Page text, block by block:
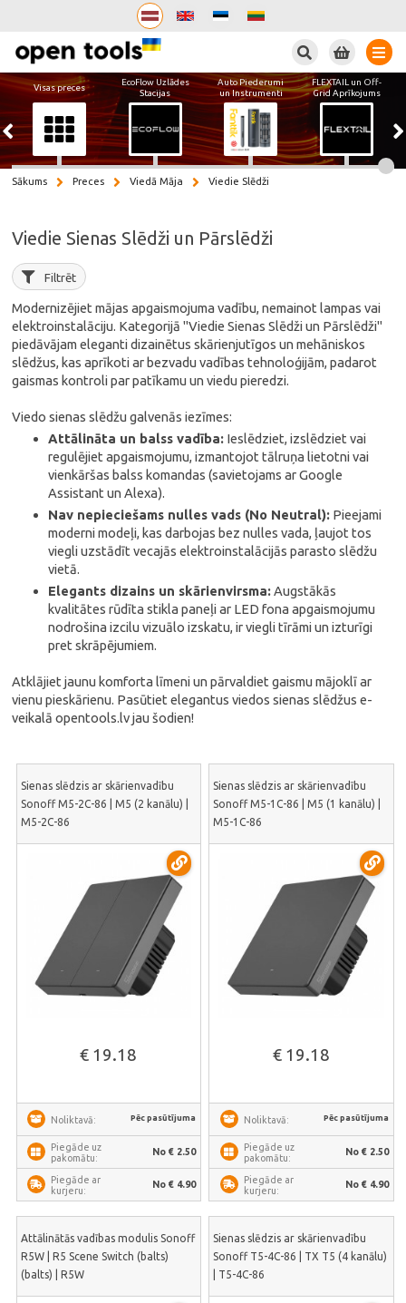
Visas preces
EcoFlow Uzlādes
Stacijas
Auto Piederumi
un Instrumenti
FLEXTAIL un Off-
Grid Aprīkojums
Sākums Preces Viedā Māja Viedie Slēdži
Viedie Sienas Slēdži un Pārslēdži
Filtrēt
Modernizējiet mājas apgaismojuma vadību, nemainot lampas vai
elektroinstalāciju. Kategorijā "Viedie Sienas Slēdži un Pārslēdži"
piedāvājam eleganti dizainētus skārienjutīgos un mehāniskos
slēdžus, kas aprīkoti ar bezvadu vadības tehnoloģijām, padarot
gaismas kontroli par patīkamu un viedu pieredzi.
Viedo sienas slēdžu galvenās iezīmes:
Attālināta un balss vadība: Ieslēdziet, izslēdziet vai
regulējiet apgaismojumu, izmantojot tālruņa lietotni vai
vienkāršas balss komandas (savietojams ar Google
Assistant un Alexa).
Nav nepieciešams nulles vads (No Neutral): Pieejami
moderni modeļi, kas darbojas bez nulles vada, ļaujot tos
viegli uzstādīt vecajās elektroinstalācijās parasto slēdžu
vietā.
Elegants dizains un skārienvirsma:Augstākās
kvalitātes rūdīta stikla paneļi ar LED fona apgaismojumu
nodrošina izcilu vizuālo izskatu, ir viegli tīrāmi un izturīgi
pret skrāpējumiem.
Atklājiet jaunu komforta līmeni un pārvaldiet gaismu mājoklī ar
vienu pieskārienu. Pasūtiet elegantus viedos sienas slēdžus e-
veikalā opentools.lv jau šodien!
Sienas slēdzis ar skārienvadību
Sonoff M5-2C-86 | M5 (2 kanālu) |
M5-2C-86
€ 19.18
Noliktavā: Pēc pasūtījuma
Piegāde uz
pakomātu:
No € 2.50
Piegāde ar
kurjeru:
No € 4.90
Sienas slēdzis ar skārienvadību
Sonoff M5-1C-86 | M5 (1 kanālu) |
M5-1C-86
€ 19.18
Noliktavā: Pēc pasūtījuma
Piegāde uz
pakomātu:
No € 2.50
Piegāde ar
kurjeru:
No € 4.90
Attālinātās vadības modulis Sonoff
R5W | R5 Scene Switch (balts)
(balts) | R5W
Sienas slēdzis ar skārienvadību
Sonoff T5-4C-86 | TX T5 (4 kanālu)
| T5-4C-86